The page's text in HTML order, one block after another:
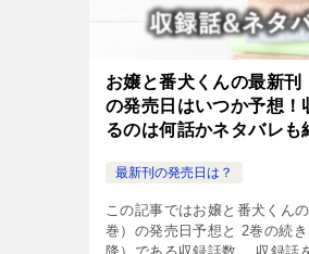
お嬢と番犬くんの最新刊
の発売日はいつか予想！
るのは何話かネタバレも
最新刊の発売日は？
この記事ではお嬢と番犬くん
巻）の発売日予想と 2巻の続